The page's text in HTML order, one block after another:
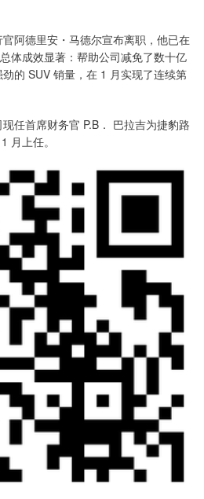
阿德里安・马德尔宣布离职，他已在
体成效显著：帮助公司减免了数十亿
的 SUV 销量，在 1 月实现了连续第
首席财务官 P.B． 巴拉吉为捷豹路
月上任。